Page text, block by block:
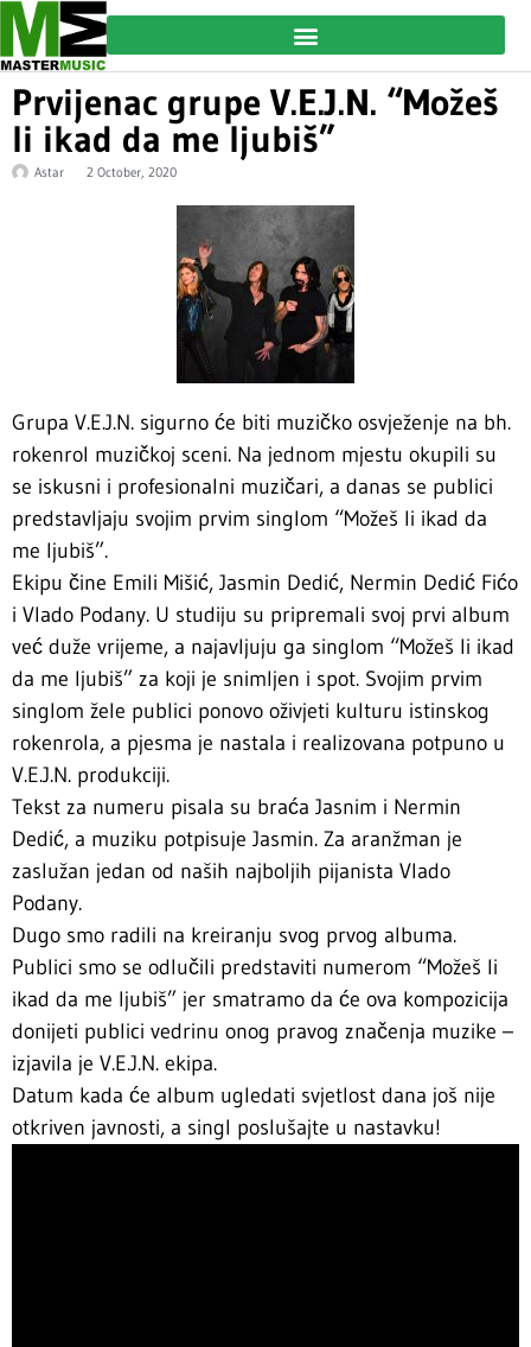
Prvijenac grupe V.E.J.N. “Možeš
li ikad da me ljubiš”
Astar 2 October, 2020
Grupa V.E.J.N. sigurno će biti muzičko osvježenje na bh.
rokenrol muzičkoj sceni. Na jednom mjestu okupili su
se iskusni i profesionalni muzičari, a danas se publici
predstavljaju svojim prvim singlom “Možeš li ikad da
me ljubiš”.
Ekipu čine Emili Mišić, Jasmin Dedić, Nermin Dedić Fićo
i Vlado Podany. U studiju su pripremali svoj prvi album
već duže vrijeme, a najavljuju ga singlom “Možeš li ikad
da me ljubiš” za koji je snimljen i spot. Svojim prvim
singlom žele publici ponovo oživjeti kulturu istinskog
rokenrola, a pjesma je nastala i realizovana potpuno u
V.E.J.N. produkciji.
Tekst za numeru pisala su braća Jasnim i Nermin
Dedić, a muziku potpisuje Jasmin. Za aranžman je
zaslužan jedan od naših najboljih pijanista Vlado
Podany.
Dugo smo radili na kreiranju svog prvog albuma.
Publici smo se odlučili predstaviti numerom “Možeš li
ikad da me ljubiš” jer smatramo da će ova kompozicija
donijeti publici vedrinu onog pravog značenja muzike –
izjavila je V.E.J.N. ekipa.
Datum kada će album ugledati svjetlost dana još nije
otkriven javnosti, a singl poslušajte u nastavku!